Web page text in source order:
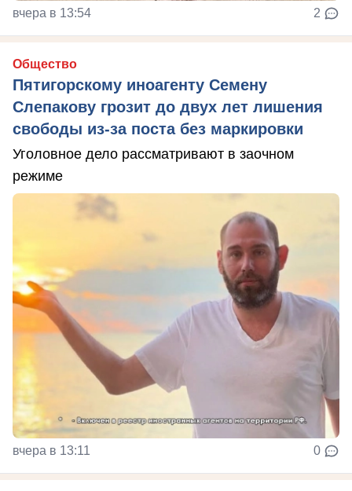
вчера в 13:54 2
Общество
Пятигорскому иноагенту Семену
Слепакову грозит до двух лет лишения
свободы из-за поста без маркировки
Уголовное дело рассматривают в заочном
режиме
вчера в 13:11 0